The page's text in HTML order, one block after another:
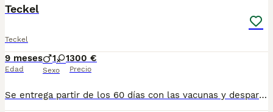
Teckel
Teckel
9 meses
Edad
1 1
Sexo
300 €
Precio
Se entrega partir de los 60 días con las vacunas y desparasitsciones correspondientes a su edad. 698979889 para más información En el precio n es incluido el iva